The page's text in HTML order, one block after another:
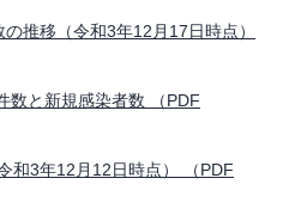
推移（令和3年12月17日時点）
と新規感染者数 （PDF
和3年12月12日時点） （PDF